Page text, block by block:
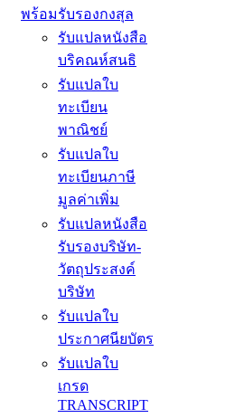
พร้อมรับรองกงสุล
รับแปลหนังสือ
บริคณห์สนธิ
รับแปลใบ
ทะเบียน
พาณิชย์
รับแปลใบ
ทะเบียนภาษี
มูลค่าเพิ่ม
รับแปลหนังสือ
รับรองบริษัท-
วัตถุประสงค์
บริษัท
รับแปลใบ
ประกาศนียบัตร
รับแปลใบ
เกรด
TRANSCRIPT